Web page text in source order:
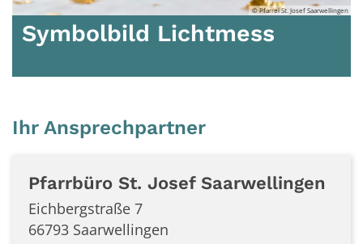
© Pfarrei St. Josef Saarwellingen
Symbolbild Lichtmess
Ihr Ansprechpartner
Pfarrbüro St. Josef Saarwellingen
Eichbergstraße 7
66793 Saarwellingen